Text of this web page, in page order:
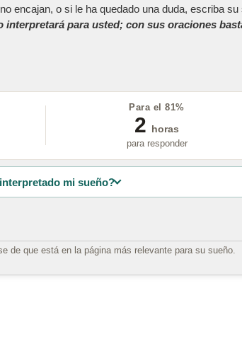
encajan, o si le ha quedado una duda, escriba su
interpretará para usted; con sus oraciones
Para el 81%
2
horas
para responder
mi sueño?
de que está en la página más relevante para su sueño.